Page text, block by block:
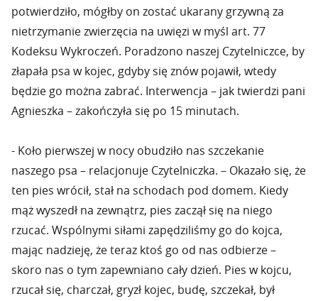
potwierdziło, mógłby on zostać ukarany grzywną za
nietrzymanie zwierzęcia na uwięzi w myśl art. 77
Kodeksu Wykroczeń. Poradzono naszej Czytelniczce, by
złapała psa w kojec, gdyby się znów pojawił, wtedy
będzie go można zabrać. Interwencja – jak twierdzi pani
Agnieszka – zakończyła się po 15 minutach.
- Koło pierwszej w nocy obudziło nas szczekanie
naszego psa – relacjonuje Czytelniczka. – Okazało się, że
ten pies wrócił, stał na schodach pod domem. Kiedy
mąż wyszedł na zewnątrz, pies zaczął się na niego
rzucać. Wspólnymi siłami zapędziliśmy go do kojca,
mając nadzieję, że teraz ktoś go od nas odbierze –
skoro nas o tym zapewniano cały dzień. Pies w kojcu,
rzucał się, charczał, gryzł kojec, budę, szczekał, był